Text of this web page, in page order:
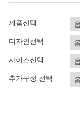
제품선택
디자인선택
사이즈선택
추가구성 선택